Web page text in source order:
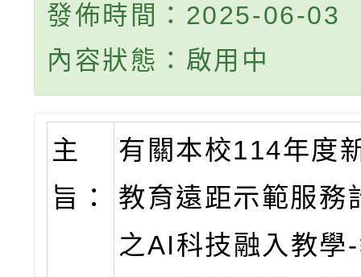
發佈時間：2025-06-03
內容狀態：啟用中
主
旨：
有關本校114年度
教育遠距示範服務
之AI科技融入教學